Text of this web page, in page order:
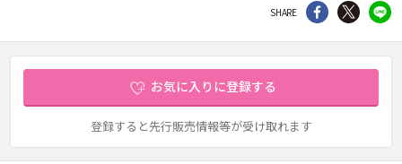
SHARE シェア Twitter
お気に入りに登録する
登録すると先行販売情報等が受け取れます